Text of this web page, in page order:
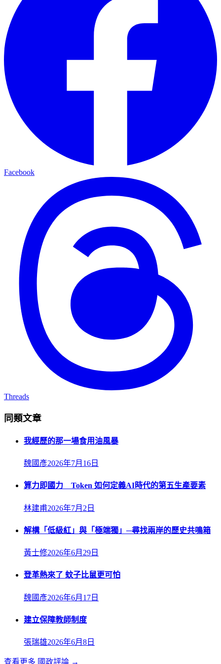
Facebook
Threads
同類文章
我經歷的那一場食用油風暴
魏國彥2026年7月16日
算力即國力 Token 如何定義AI時代的第五生產要素
林建甫2026年7月2日
解構「低級紅」與「極端獨」─尋找兩岸的歷史共鳴箱
黃士修2026年6月29日
登革熱來了 蚊子比鼠更可怕
魏國彥2026年6月17日
建立保障教師制度
張瑞雄2026年6月8日
查看更多 國政評論 →